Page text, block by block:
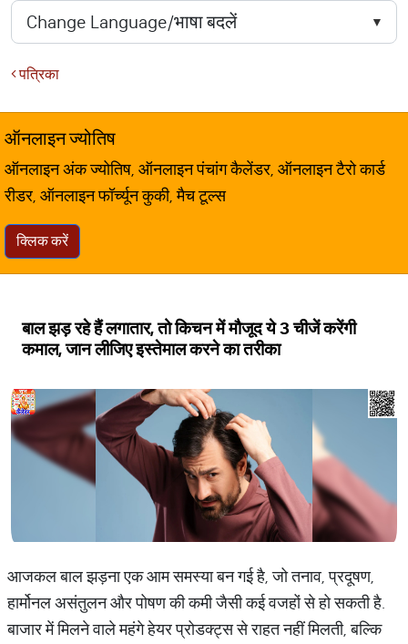
पत्रिका
ऑनलाइन ज्योतिष
ऑनलाइन अंक ज्योतिष, ऑनलाइन पंचांग कैलेंडर, ऑनलाइन टैरो कार्ड
रीडर, ऑनलाइन फॉर्च्यून कुकी, मैच टूल्स
क्लिक करें
बाल झड़ रहे हैं लगातार, तो किचन में मौजूद ये 3 चीजें करेंगी
कमाल, जान लीजिए इस्तेमाल करने का तरीका
आजकल बाल झड़ना एक आम समस्या बन गई है, जो तनाव, प्रदूषण,
हार्मोनल असंतुलन और पोषण की कमी जैसी कई वजहों से हो सकती है.
बाजार में मिलने वाले महंगे हेयर प्रोडक्ट्स से राहत नहीं मिलती, बल्कि